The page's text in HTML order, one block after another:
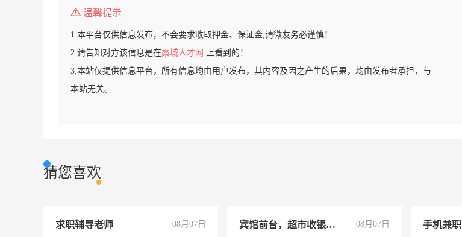
温馨提示
1.本平台仅供信息发布，不会要求收取押金、保证金,请微友务必谨慎！
2.请告知对方该信息是在藁城人才网
上看到的！
3.本站仅提供信息平台，所有信息均由用户发布，其内容及因之产生的后果，均由发布者承担，与
本站无关。
猜您喜欢
求职辅导老师 08月07日 宾馆前台，超市收银员，淘宝客服 08月07日 手机兼职